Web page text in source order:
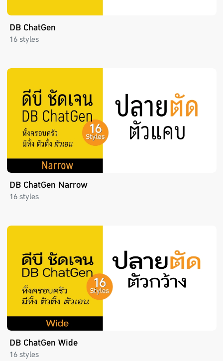
DB ChatGen
16 styles
DB ChatGen Narrow
16 styles
DB ChatGen Wide
16 styles